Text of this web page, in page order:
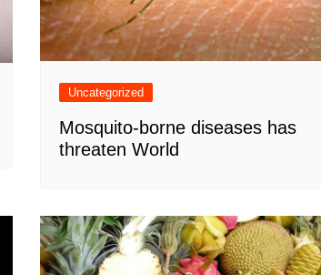
Uncategorized
Mosquito-borne diseases has
threaten World